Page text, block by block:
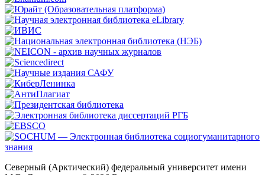
Северный (Арктический) федеральный университет имени